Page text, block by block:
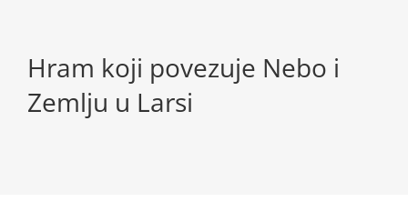
Hram koji povezuje Nebo i
Zemlju u Larsi